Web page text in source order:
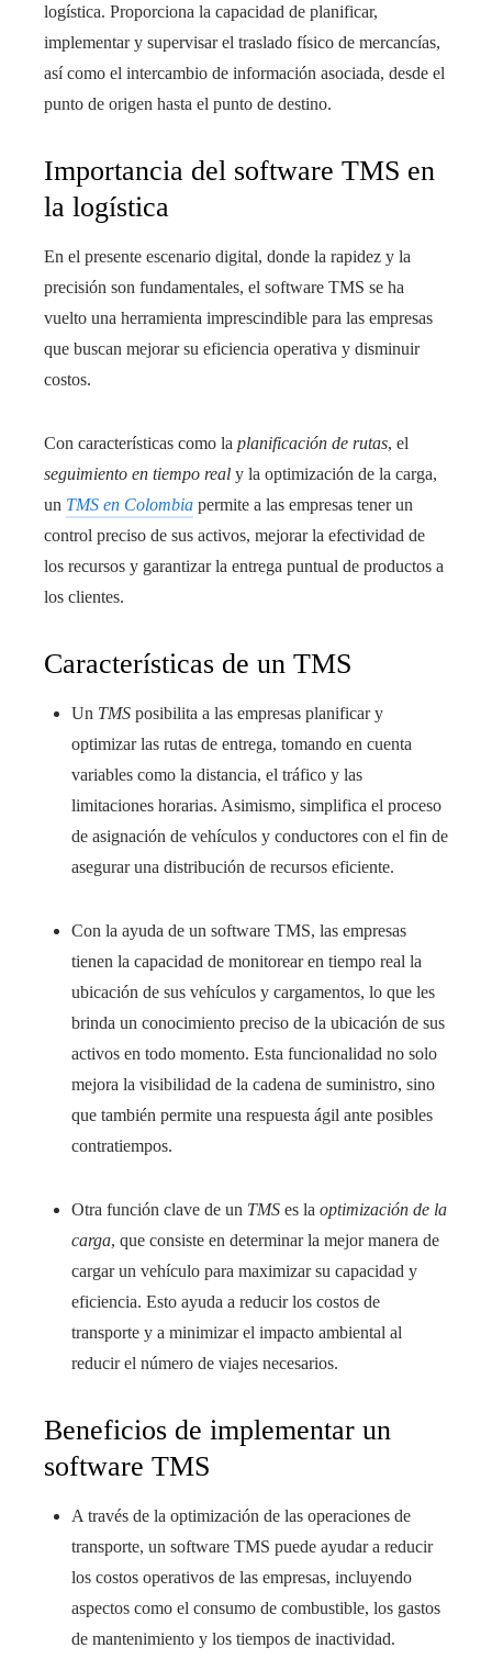
logística. Proporciona la capacidad de planificar,
implementar y supervisar el traslado físico de mercancías,
así como el intercambio de información asociada, desde el
punto de origen hasta el punto de destino.
Importancia del software TMS en
la logística
En el presente escenario digital, donde la rapidez y la
precisión son fundamentales, el software TMS se ha
vuelto una herramienta imprescindible para las empresas
que buscan mejorar su eficiencia operativa y disminuir
costos.
Con características como la planificación de rutas, el
seguimiento en tiempo real y la optimización de la carga,
un TMS en Colombia permite a las empresas tener un
control preciso de sus activos, mejorar la efectividad de
los recursos y garantizar la entrega puntual de productos a
los clientes.
Características de un TMS
Un TMS posibilita a las empresas planificar y
optimizar las rutas de entrega, tomando en cuenta
variables como la distancia, el tráfico y las
limitaciones horarias. Asimismo, simplifica el proceso
de asignación de vehículos y conductores con el fin de
asegurar una distribución de recursos eficiente.
Con la ayuda de un software TMS, las empresas
tienen la capacidad de monitorear en tiempo real la
ubicación de sus vehículos y cargamentos, lo que les
brinda un conocimiento preciso de la ubicación de sus
activos en todo momento. Esta funcionalidad no solo
mejora la visibilidad de la cadena de suministro, sino
que también permite una respuesta ágil ante posibles
contratiempos.
Otra función clave de un TMS es la optimización de la
carga, que consiste en determinar la mejor manera de
cargar un vehículo para maximizar su capacidad y
eficiencia. Esto ayuda a reducir los costos de
transporte y a minimizar el impacto ambiental al
reducir el número de viajes necesarios.
Beneficios de implementar un
software TMS
A través de la optimización de las operaciones de
transporte, un software TMS puede ayudar a reducir
los costos operativos de las empresas, incluyendo
aspectos como el consumo de combustible, los gastos
de mantenimiento y los tiempos de inactividad.